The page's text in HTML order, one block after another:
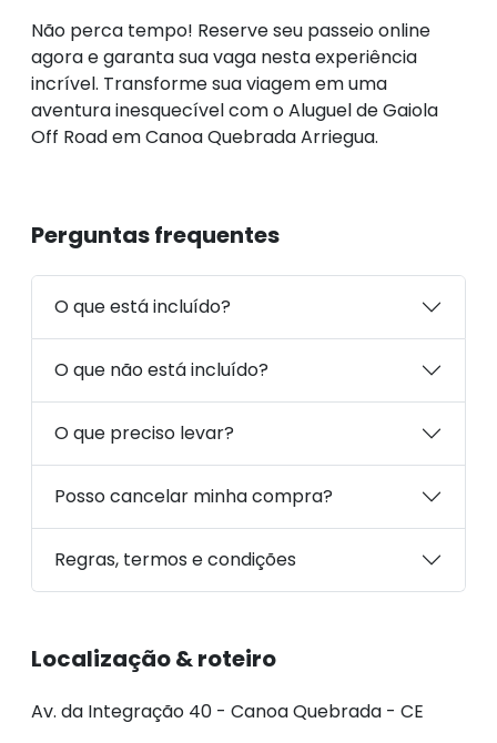
Não perca tempo! Reserve seu passeio online
agora e garanta sua vaga nesta experiência
incrível. Transforme sua viagem em uma
aventura inesquecível com o Aluguel de Gaiola
Off Road em Canoa Quebrada Arriegua.
Perguntas frequentes
O que está incluído?
O que não está incluído?
O que preciso levar?
Posso cancelar minha compra?
Regras, termos e condições
Localização & roteiro
Av. da Integração 40 - Canoa Quebrada - CE